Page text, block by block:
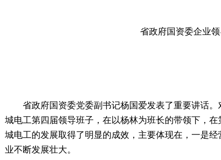
省政府国资委企业
省政府国资委党委副书记杨国爱发表了重要讲话。
城电工第四届领导班子，在以杨林为班长的带领下，
城电工的发展取得了明显的成效，主要体现在，一是
业不断发展壮大。